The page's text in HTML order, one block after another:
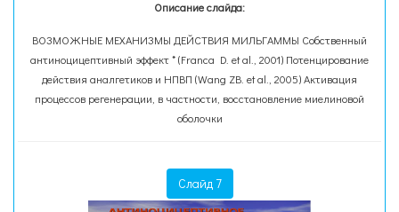
Описание слайда:
ВОЗМОЖНЫЕ МЕХАНИЗМЫ ДЕЙСТВИЯ МИЛЬГАММЫ Собственный
антиноцицептивный эффект * (Franca D. et al., 2001) Потенцирование
действия аналгетиков и НПВП (Wang ZB. et al., 2005) Активация
процессов регенерации, в частности, восстановление миелиновой
оболочки
Слайд 7